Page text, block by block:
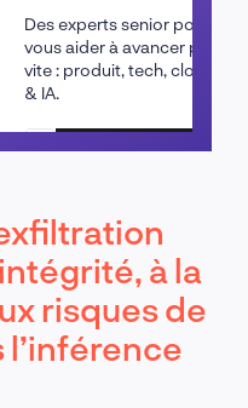
Des experts senior pour
vous aider à avancer plus
vite : produit, tech, cloud
& IA.
Planifier un appel
à la
risques de